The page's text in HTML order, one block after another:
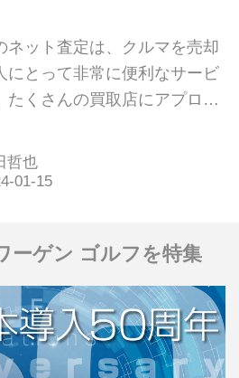
ネット査定は、クルマを売却
にとって非常に便利なサービ
たくさんの買取店にアプロー
人、全国の買取店にアプロー
人、すぐに概算だけでも査定
知りたい人などなど、様々な
のネット査定をニーズに合わ
ンルに区切り、おすすめサイ
します。利用時の注意点と合
介しますので、安心して利用
さい。 この記事の内容を参考
哲也
ーゲン ゴルフを特集